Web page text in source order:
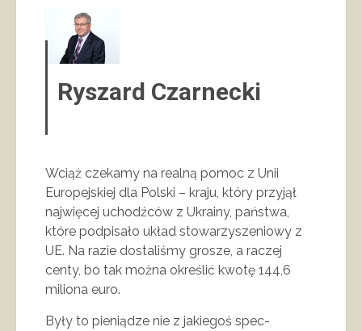
Ryszard Czarnecki
Wciąż czekamy na realną pomoc z Unii
Europejskiej dla Polski – kraju, który przyjął
najwięcej uchodźców z Ukrainy, państwa,
które podpisało układ stowarzyszeniowy z
UE. Na razie dostaliśmy grosze, a raczej
centy, bo tak można określić kwotę 144,6
miliona euro.
Były to pieniądze nie z jakiegoś spec-